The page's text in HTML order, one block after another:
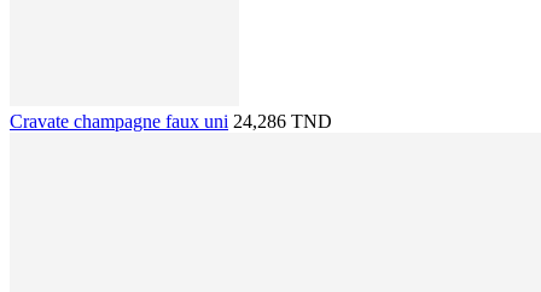
Cravate champagne faux uni 24,286 TND